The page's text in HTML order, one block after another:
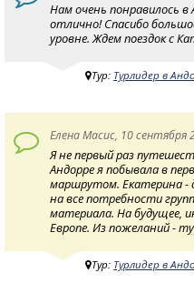
Нам очень понравилось
отлично! Спасибо
уровне. Ждем поездок с
Тур: Турлидер в
Елена Масис, 10 сентября
Я не первый раз
Андорре я побывала в
маршрутом. Екатерина -
на все потребности
материала. На будущее,
Европе. Из пожеланий -
Тур: Турлидер в